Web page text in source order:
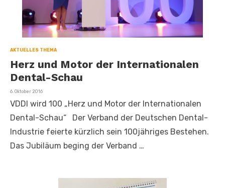
AKTUELLES THEMA
Herz und Motor der Internationalen
Dental-Schau
Veröffentlicht
6. Oktober 2016
VDDI wird 100 „Herz und Motor der Internationalen
Dental-Schau“ Der Verband der Deutschen Dental-
Industrie feierte kürzlich sein 100jähriges Bestehen.
Das Jubiläum beging der Verband …